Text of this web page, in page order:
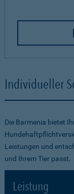
Individueller
Die Barmenia bietet
Leistungen und
und Ihrem Tier passt.
Leistung